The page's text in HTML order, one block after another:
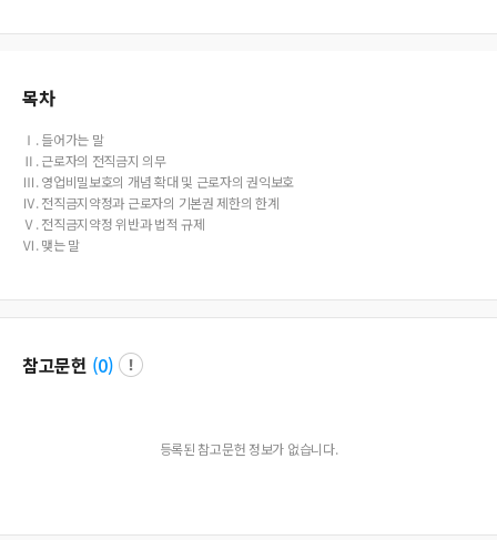
ss secrets and industrial technology. However, the prohibition of the workers tr
of the transfer is made between the workers and the users, it gives a certain limi
mpany.
목차
Ⅰ. 들어가는 말
Ⅱ. 근로자의 전직금지 의무
Ⅲ. 영업비밀보호의 개념 확대 및 근로자의 권익보호
Ⅳ. 전직금지약정과 근로자의 기본권 제한의 한계
Ⅴ. 전직금지약정 위반과 법적 규제
Ⅵ. 맺는 말
참고문헌 (0)
등록된 참고문헌 정보가 없습니다.